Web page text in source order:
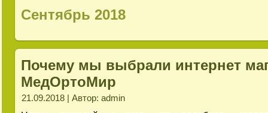
Сентябрь 2018
Почему мы выбрали интернет
МедОртоМир
21.09.2018 | Автор: admin